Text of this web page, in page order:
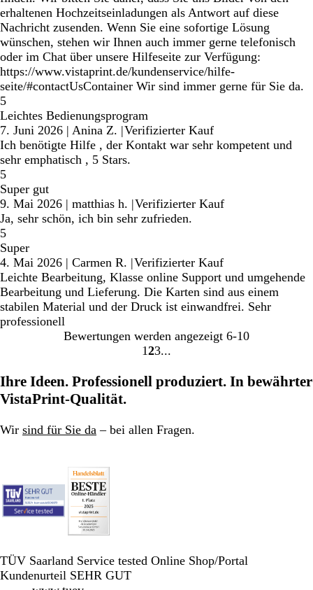
erhaltenen Hochzeitseinladungen als Antwort auf diese
Nachricht zusenden. Wenn Sie eine sofortige Lösung
wünschen, stehen wir Ihnen auch immer gerne telefonisch
oder im Chat über unsere Hilfeseite zur Verfügung:
https://www.vistaprint.de/kundenservice/hilfe-
seite/#contactUsContainer Wir sind immer gerne für Sie da.
5
Leichtes Bedienungsprogram
7. Juni 2026 | Anina Z. |Verifizierter Kauf
Ich benötigte Hilfe , der Kontakt war sehr kompetent und
sehr emphatisch , 5 Stars.
5
Super gut
9. Mai 2026 | matthias h. |Verifizierter Kauf
Ja, sehr schön, ich bin sehr zufrieden.
5
Super
4. Mai 2026 | Carmen R. |Verifizierter Kauf
Leichte Bearbeitung, Klasse online Support und umgehende
Bearbeitung und Lieferung. Die Karten sind aus einem
stabilen Material und der Druck ist einwandfrei. Sehr
professionell
Bewertungen werden angezeigt 6-10
Gehe
Seite
1 Gehe
Seite
2Gehe
Seite
3
Ihre Ideen. Professionell produziert. In bewährter
VistaPrint-Qualität.
Wir sind für Sie da – bei allen Fragen.
TÜV Saarland Service tested Online Shop/Portal
Kundenurteil SEHR GUT